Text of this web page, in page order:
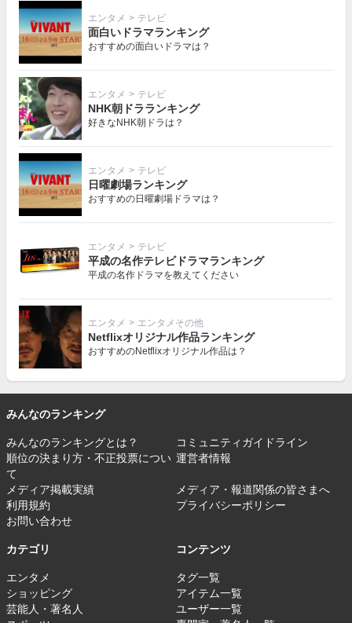
エンタメ > テレビ
面白いドラマランキング
おすすめの面白いドラマは？
エンタメ > テレビ
NHK朝ドラランキング
好きなNHK朝ドラは？
エンタメ > テレビ
日曜劇場ランキング
おすすめの日曜劇場ドラマは？
エンタメ > テレビ
平成の名作テレビドラマランキング
平成の名作ドラマを教えてください
エンタメ > エンタメその他
Netflixオリジナル作品ランキング
おすすめのNetflixオリジナル作品は？
みんなのランキング
みんなのランキングとは？
コミュニティガイドライン
順位の決まり方・不正投票につい
て
運営者情報
メディア掲載実績
メディア・報道関係の皆さまへ
利用規約
プライバシーポリシー
お問い合わせ
カテゴリ
エンタメ
ショッピング
芸能人・著名人
コンテンツ
タグ一覧
アイテム一覧
ユーザー一覧